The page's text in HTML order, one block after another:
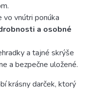
vo vnútri ponúka
a osobné
a tajné skrýše
a bezpečne uložené.
krásny darček, ktorý